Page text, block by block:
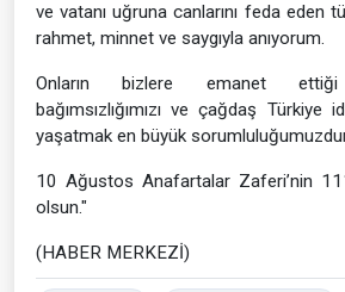
ve vatanı uğruna canlarını feda eden
rahmet, minnet ve saygıyla anıyorum.
Onların bizlere emanet ettiği
bağımsızlığımızı ve çağdaş
yaşatmak en büyük
10 Ağustos Anafartalar Zaferi’nin
olsun."
(HABER MERKEZİ)